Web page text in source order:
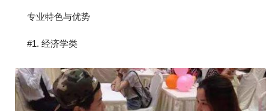
专业特色与优势
#1. 经济学类